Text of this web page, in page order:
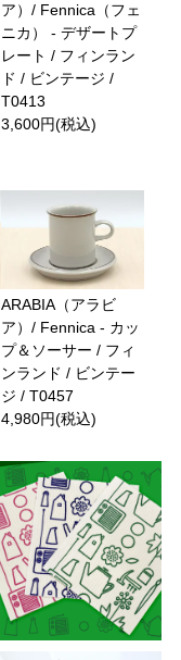
ア）/ Fennica（フェ
ニカ） - デザートプ
レート / フィンラン
ド / ビンテージ /
T0413
3,600円(税込)
ARABIA（アラビ
ア）/ Fennica - カッ
プ＆ソーサー / フィ
ンランド / ビンテー
ジ / T0457
4,980円(税込)